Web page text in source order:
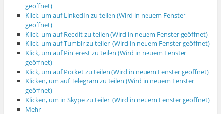
geöffnet)
Klick, um auf LinkedIn zu teilen (Wird in neuem Fenster
geöffnet)
Klick, um auf Reddit zu teilen (Wird in neuem Fenster geöffnet)
Klick, um auf Tumblr zu teilen (Wird in neuem Fenster geöffnet)
Klick, um auf Pinterest zu teilen (Wird in neuem Fenster
geöffnet)
Klick, um auf Pocket zu teilen (Wird in neuem Fenster geöffnet)
Klicken, um auf Telegram zu teilen (Wird in neuem Fenster
geöffnet)
Klicken, um in Skype zu teilen (Wird in neuem Fenster geöffnet)
Mehr